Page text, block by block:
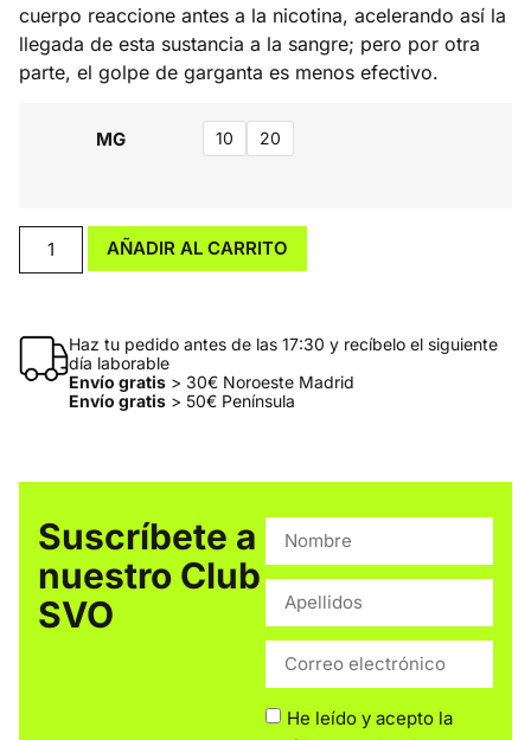
cuerpo reaccione antes a la nicotina, acelerando así la
llegada de esta sustancia a la sangre; pero por otra
parte, el golpe de garganta es menos efectivo.
MG 10 20
AÑADIR AL CARRITO
Haz tu pedido antes de las 17:30 y recíbelo el siguiente
día laborable
Envío gratis> 30€ Noroeste Madrid
Envío gratis> 50€ Península
Suscríbete a
nuestro Club
SVO
He leído y acepto la